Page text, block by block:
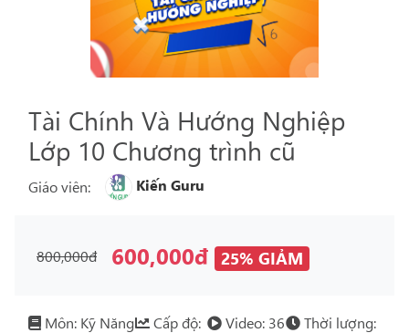
Tài Chính Và Hướng Nghiệp
Lớp 10 Chương trình cũ
Giáo viên: Kiến Guru
800,000đ 600,000đ 25% GIẢM
Môn: Kỹ Năng
Cấp độ:
Video: 36
Thời lượng: